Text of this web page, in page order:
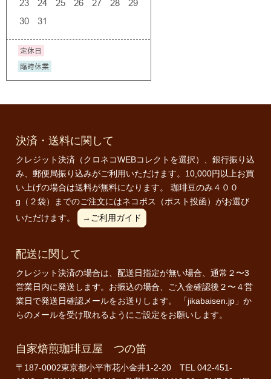
決済・送料に関して
クレジット決済（クロネコWEBコレクトを選択）、銀行振り込
み、郵便局振り込みがご利用いただけます。10,000円以上お買
い上げの場合は送料が無料になります。 珈琲豆のみ４００
g（２袋）までのご注文にはネコポス（ポスト投函）がお選び
いただけます。
→ご利用ガイド
配送に関して
クレジット決済の場合は、配送日指定が無い場合、通常２〜3
営業日内に発送します。お振込の場合、ご入金確認後２〜４営
業日で発送日確認メールをお送りします。 「jikabaisen.jp」か
らのメールを受け取れるようにご設定をお願いします。
自家焙煎珈琲豆屋 つの笛
〒187-0002東京都小平市花小金井1-2-20 TEL 042-451-